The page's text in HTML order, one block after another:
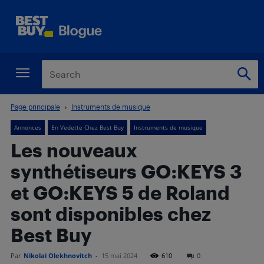
Page principale Instruments de musique
Annonces En Vedette Chez Best Buy Instruments de musique
Les nouveaux
synthétiseurs GO:KEYS 3
et GO:KEYS 5 de Roland
sont disponibles chez
Best Buy
Par Nikolai Olekhnovitch - 15 mai 2024 610 0